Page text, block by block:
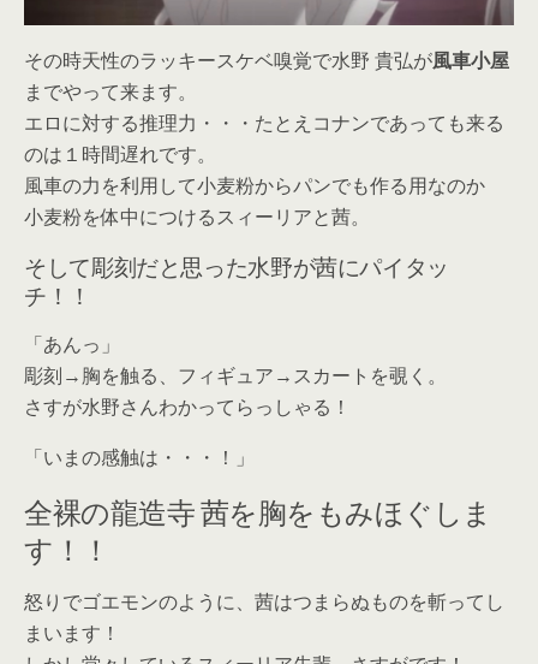
その時天性のラッキースケベ嗅覚で水野 貴弘が風車小屋
までやって来ます。
エロに対する推理力・・・たとえコナンであっても来る
のは１時間遅れです。
風車の力を利用して小麦粉からパンでも作る用なのか
小麦粉を体中につけるスィーリアと茜。
そして彫刻だと思った水野が茜にパイタッ
チ！！
「あんっ」
彫刻→胸を触る、フィギュア→スカートを覗く。
さすが水野さんわかってらっしゃる！
「いまの感触は・・・！」
全裸の龍造寺 茜を胸をもみほぐしま
す！！
怒りでゴエモンのように、茜はつまらぬものを斬ってし
まいます！